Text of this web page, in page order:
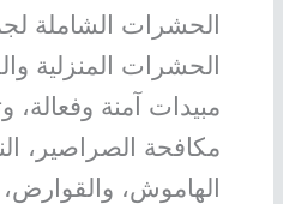
الحشرات الشاملة
الحشرات المنزلية
مبيدات آمنة
مكافحة الصراصير،
الهاموش،